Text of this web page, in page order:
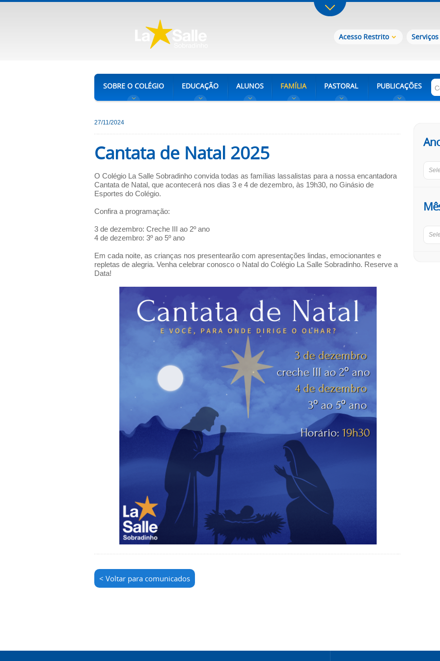
Acesso Restrito Serviços
SOBRE O COLÉGIO EDUCAÇÃO ALUNOS FAMÍLIA PASTORAL PUBLICAÇÕES
27/11/2024
Cantata de Natal 2025
O Colégio La Salle Sobradinho convida todas as famílias lassalistas para a nossa encantadora
Cantata de Natal, que acontecerá nos dias 3 e 4 de dezembro, às 19h30, no Ginásio de
Esportes do Colégio.
Confira a programação:
3 de dezembro: Creche III ao 2º ano
4 de dezembro: 3º ao 5º ano
Em cada noite, as crianças nos presentearão com apresentações lindas, emocionantes e
repletas de alegria. Venha celebrar conosco o Natal do Colégio La Salle Sobradinho. Reserve a
Data!
< Voltar para comunicados